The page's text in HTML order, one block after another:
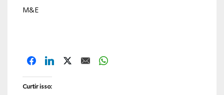
M&E
Curtir isso: